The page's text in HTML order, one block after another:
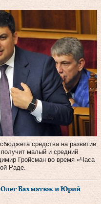
средства на развитие
малый и средний
Гройсман во время «Часа
Раде.
Бахматюк и Юрий